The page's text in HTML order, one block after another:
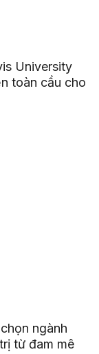
University
toàn cầu cho
ngành
từ đam mê